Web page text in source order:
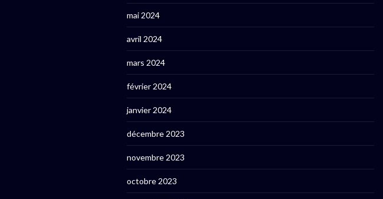
mai 2024
avril 2024
mars 2024
février 2024
janvier 2024
décembre 2023
novembre 2023
octobre 2023